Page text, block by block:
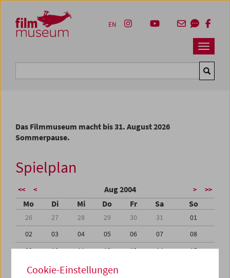
Zum Inhalt
Zum Hauptmenü
Zur Servicenavigation
Zum Suche
Navbar
EN
Das Filmmuseum macht bis 31. August 2026
Sommerpause.
Spielplan
<< < Aug 2004 > >>
Mo Di Mi Do Fr Sa So
26 27 28 29 30 31
01
02
03 04 05 06 07
08
09
10 11 12 13 14
15
16
17 18 19
Cookie-Einstellungen